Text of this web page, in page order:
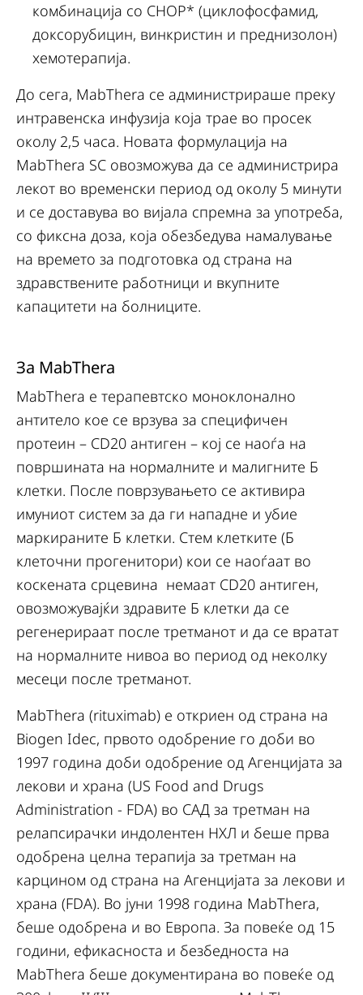
комбинација со CHOP* (циклофосфамид,
доксорубицин, винкристин и преднизолон)
хемотерапија.
До сега, MabThera се администрираше преку
интравенска инфузија која трае во просек
околу 2,5 часа. Новата формулација на
MabThera SC овозможува да се администрира
лекот во временски период од околу 5 минути
и се доставува во вијала спремна за употреба,
со фиксна доза, која обезбедува намалување
на времето за подготовка од страна на
здравствените работници и вкупните
капацитети на болниците.
За MabThera
MabThera е терапевтско моноклонално
антитело кое се врзува за специфичен
протеин – CD20 антиген – кој се наоѓа на
површината на нормалните и малигните Б
клетки. После поврзувањето се активира
имуниот систем за да ги нападне и убие
маркираните Б клетки. Стем клетките (Б
клеточни прогенитори) кои се наоѓаат во
коскената срцевина немаат CD20 антиген,
овозможувајќи здравите Б клетки да се
регенерираат после третманот и да се вратат
на нормалните нивоа во период од неколку
месеци после третманот.
MabThera (rituximab) е откриен од страна на
Biogen Idec, првото одобрение го доби во
1997 година доби одобрение од Агенцијата за
лекови и храна (US Food and Drugs
Administration - FDA) во САД за третман на
релапсирачки индолентен НХЛ и беше прва
одобрена целна терапија за третман на
карцином од страна на Агенцијата за лекови и
храна (FDA). Во јуни 1998 година MabThera,
беше одобрена и во Европа. За повеќе од 15
години, ефикасноста и безбедноста на
MabThera беше документирана во повеќе од